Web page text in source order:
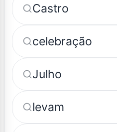
Castro
celebração
Julho
levam